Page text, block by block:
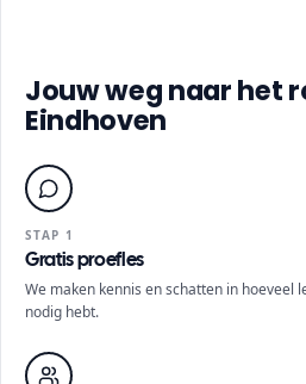
Jouw weg naar het
Eindhoven
STAP 1
Gratis proefles
We maken kennis en schatten in hoeveel
nodig hebt.